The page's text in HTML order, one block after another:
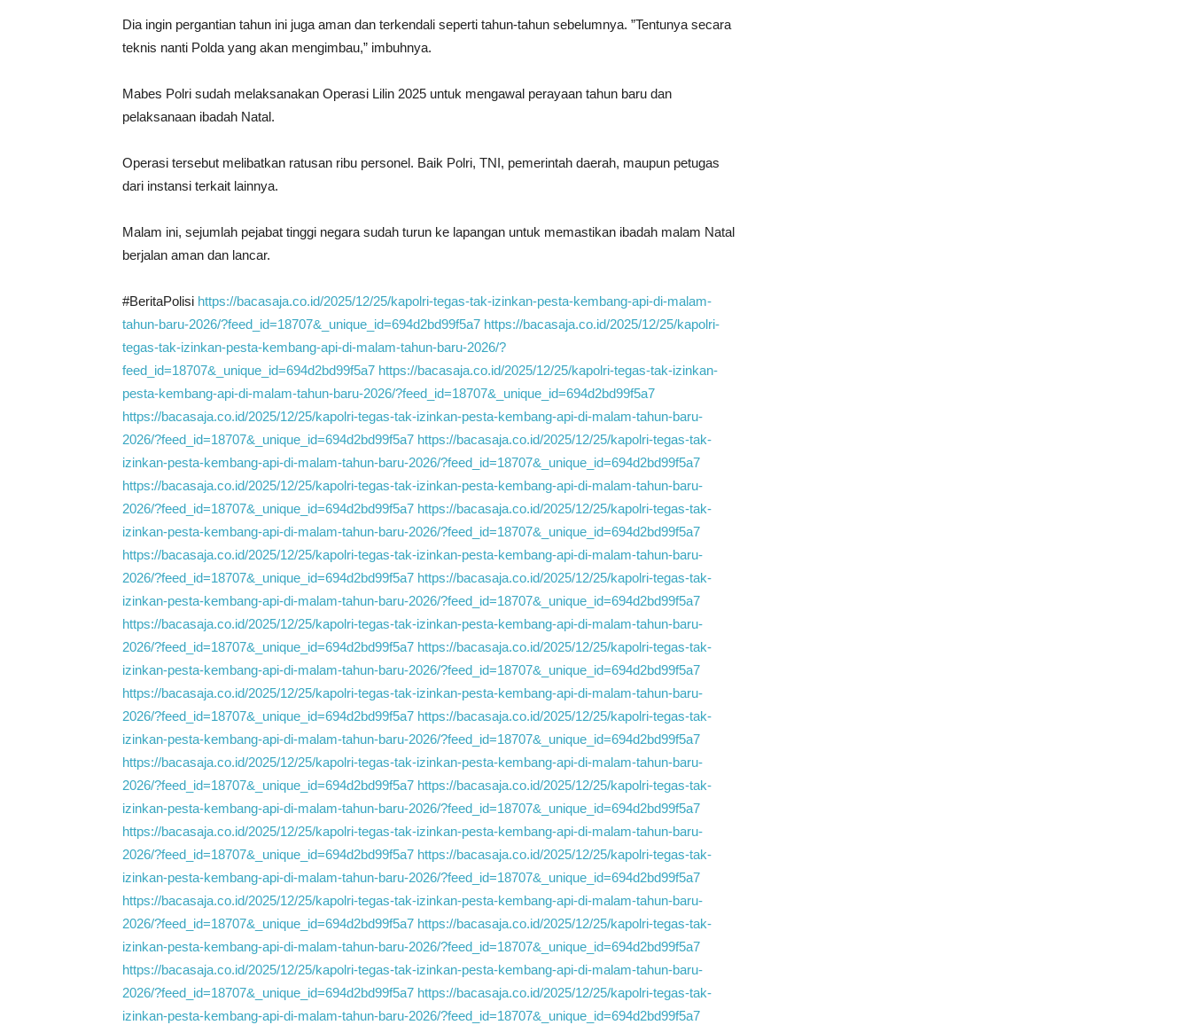
Dia ingin pergantian tahun ini juga aman dan terkendali seperti tahun-tahun sebelumnya. ”Tentunya secara
teknis nanti Polda yang akan mengimbau,” imbuhnya.
Mabes Polri sudah melaksanakan Operasi Lilin 2025 untuk mengawal perayaan tahun baru dan
pelaksanaan ibadah Natal.
Operasi tersebut melibatkan ratusan ribu personel. Baik Polri, TNI, pemerintah daerah, maupun petugas
dari instansi terkait lainnya.
Malam ini, sejumlah pejabat tinggi negara sudah turun ke lapangan untuk memastikan ibadah malam Natal
berjalan aman dan lancar.
#BeritaPolisi https://bacasaja.co.id/2025/12/25/kapolri-tegas-tak-izinkan-pesta-kembang-api-di-malam-
tahun-baru-2026/?feed_id=18707&_unique_id=694d2bd99f5a7 https://bacasaja.co.id/2025/12/25/kapolri-
tegas-tak-izinkan-pesta-kembang-api-di-malam-tahun-baru-2026/?
feed_id=18707&_unique_id=694d2bd99f5a7 https://bacasaja.co.id/2025/12/25/kapolri-tegas-tak-izinkan-
pesta-kembang-api-di-malam-tahun-baru-2026/?feed_id=18707&_unique_id=694d2bd99f5a7
https://bacasaja.co.id/2025/12/25/kapolri-tegas-tak-izinkan-pesta-kembang-api-di-malam-tahun-baru-
2026/?feed_id=18707&_unique_id=694d2bd99f5a7 https://bacasaja.co.id/2025/12/25/kapolri-tegas-tak-
izinkan-pesta-kembang-api-di-malam-tahun-baru-2026/?feed_id=18707&_unique_id=694d2bd99f5a7
https://bacasaja.co.id/2025/12/25/kapolri-tegas-tak-izinkan-pesta-kembang-api-di-malam-tahun-baru-
2026/?feed_id=18707&_unique_id=694d2bd99f5a7 https://bacasaja.co.id/2025/12/25/kapolri-tegas-tak-
izinkan-pesta-kembang-api-di-malam-tahun-baru-2026/?feed_id=18707&_unique_id=694d2bd99f5a7
https://bacasaja.co.id/2025/12/25/kapolri-tegas-tak-izinkan-pesta-kembang-api-di-malam-tahun-baru-
2026/?feed_id=18707&_unique_id=694d2bd99f5a7 https://bacasaja.co.id/2025/12/25/kapolri-tegas-tak-
izinkan-pesta-kembang-api-di-malam-tahun-baru-2026/?feed_id=18707&_unique_id=694d2bd99f5a7
https://bacasaja.co.id/2025/12/25/kapolri-tegas-tak-izinkan-pesta-kembang-api-di-malam-tahun-baru-
2026/?feed_id=18707&_unique_id=694d2bd99f5a7 https://bacasaja.co.id/2025/12/25/kapolri-tegas-tak-
izinkan-pesta-kembang-api-di-malam-tahun-baru-2026/?feed_id=18707&_unique_id=694d2bd99f5a7
https://bacasaja.co.id/2025/12/25/kapolri-tegas-tak-izinkan-pesta-kembang-api-di-malam-tahun-baru-
2026/?feed_id=18707&_unique_id=694d2bd99f5a7 https://bacasaja.co.id/2025/12/25/kapolri-tegas-tak-
izinkan-pesta-kembang-api-di-malam-tahun-baru-2026/?feed_id=18707&_unique_id=694d2bd99f5a7
https://bacasaja.co.id/2025/12/25/kapolri-tegas-tak-izinkan-pesta-kembang-api-di-malam-tahun-baru-
2026/?feed_id=18707&_unique_id=694d2bd99f5a7 https://bacasaja.co.id/2025/12/25/kapolri-tegas-tak-
izinkan-pesta-kembang-api-di-malam-tahun-baru-2026/?feed_id=18707&_unique_id=694d2bd99f5a7
https://bacasaja.co.id/2025/12/25/kapolri-tegas-tak-izinkan-pesta-kembang-api-di-malam-tahun-baru-
2026/?feed_id=18707&_unique_id=694d2bd99f5a7 https://bacasaja.co.id/2025/12/25/kapolri-tegas-tak-
izinkan-pesta-kembang-api-di-malam-tahun-baru-2026/?feed_id=18707&_unique_id=694d2bd99f5a7
https://bacasaja.co.id/2025/12/25/kapolri-tegas-tak-izinkan-pesta-kembang-api-di-malam-tahun-baru-
2026/?feed_id=18707&_unique_id=694d2bd99f5a7 https://bacasaja.co.id/2025/12/25/kapolri-tegas-tak-
izinkan-pesta-kembang-api-di-malam-tahun-baru-2026/?feed_id=18707&_unique_id=694d2bd99f5a7
https://bacasaja.co.id/2025/12/25/kapolri-tegas-tak-izinkan-pesta-kembang-api-di-malam-tahun-baru-
2026/?feed_id=18707&_unique_id=694d2bd99f5a7 https://bacasaja.co.id/2025/12/25/kapolri-tegas-tak-
izinkan-pesta-kembang-api-di-malam-tahun-baru-2026/?feed_id=18707&_unique_id=694d2bd99f5a7